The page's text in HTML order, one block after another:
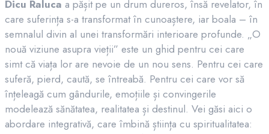
Dicu Raluca a pășit pe un drum dureros, însă revelator, în
care suferința s-a transformat în cunoaștere, iar boala – în
semnalul divin al unei transformări interioare profunde. „O
nouă viziune asupra vieții” este un ghid pentru cei care
simt că viața lor are nevoie de un nou sens. Pentru cei care
suferă, pierd, caută, se întreabă. Pentru cei care vor să
înțeleagă cum gândurile, emoțiile și convingerile
modelează sănătatea, realitatea și destinul. Vei găsi aici o
abordare integrativă, care îmbină știința cu spiritualitatea: